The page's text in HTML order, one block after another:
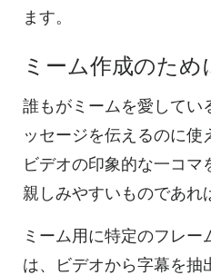
ます。
ミーム作成のため
誰もがミームを愛してい
ッセージを伝えるのに
ビデオの印象的な一コマ
親しみやすいものであれ
ミーム用に特定のフレ
は、ビデオから字幕を抽